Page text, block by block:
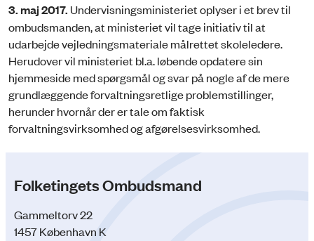
3. maj 2017. Undervisningsministeriet oplyser i et brev til
ombudsmanden, at ministeriet vil tage initiativ til at
udarbejde vejledningsmateriale målrettet skoleledere.
Herudover vil ministeriet bl.a. løbende opdatere sin
hjemmeside med spørgsmål og svar på nogle af de mere
grundlæggende forvaltningsretlige problemstillinger,
herunder hvornår der er tale om faktisk
forvaltningsvirksomhed og afgørelsesvirksomhed.
Folketingets Ombudsmand
Gammeltorv 22
1457 København K